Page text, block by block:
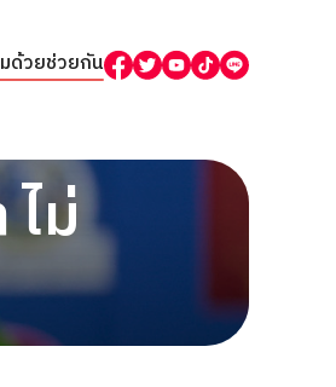
ด้วยช่วยกัน
ม่